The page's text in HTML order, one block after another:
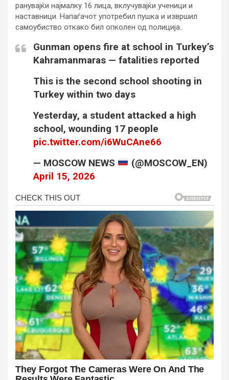
ранувајќи најмалку 16 лица, вклучувајќи ученици и
наставници. Напаѓачот употребил пушка и извршил
самоубиство откако бил опколен од полиција.
Gunman opens fire at school in Turkey’s
Kahramanmaras — fatalities reported
This is the second school shooting in
Turkey within two days
Yesterday, a student attacked a high
school, wounding 17 people
pic.twitter.com/i6WuCAne66
— MOSCOW NEWS
(@MOSCOW_EN)
April 15, 2026